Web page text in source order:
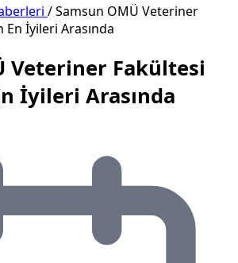
/Samsun OMÜ Veteriner
En İyileri Arasında
Veteriner Fakültesi
İyileri Arasında